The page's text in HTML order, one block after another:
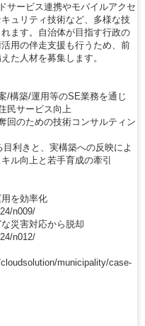
サービス連携やモバイルアクセ
ュリティ技術など、多様な技
ます。自治体が目指す行政の
用の伴走支援も行うため、前
た人材を募集します。
/構築/運用等のSE業務を通じ
民サービス向上
回のための技術コンサルティン
利きと、実構築への反映によ
ル向上と若手育成の牽引
を効率化
n009/
災害対応から脱却
n012/
municipality/case-